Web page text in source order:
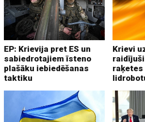
EP: Krievija pret ES un
sabiedrotajiem īsteno
plašāku iebiedēšanas
taktiku
Krievi
raķetes